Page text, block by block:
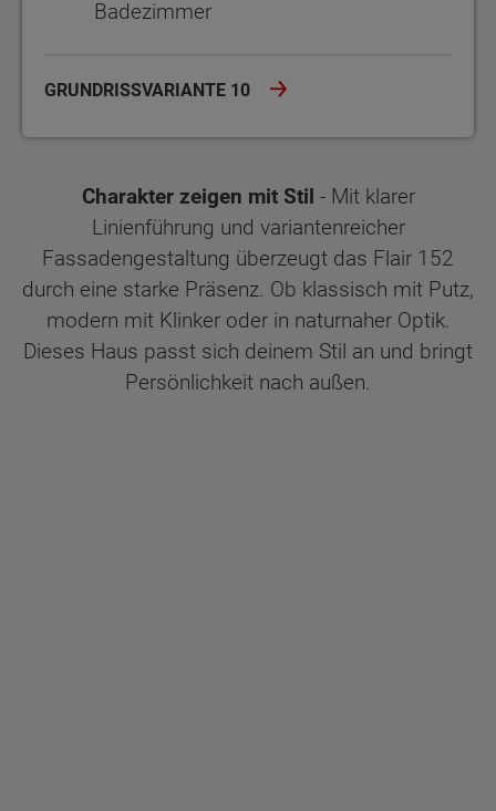
Badezimmer
GRUNDRISSVARIANTE 10
Charakter zeigen mit Stil - Mit klarer
Linienführung und variantenreicher
Fassadengestaltung überzeugt das Flair 152
durch eine starke Präsenz. Ob klassisch mit Putz,
modern mit Klinker oder in naturnaher Optik.
Dieses Haus passt sich deinem Stil an und bringt
Persönlichkeit nach außen.